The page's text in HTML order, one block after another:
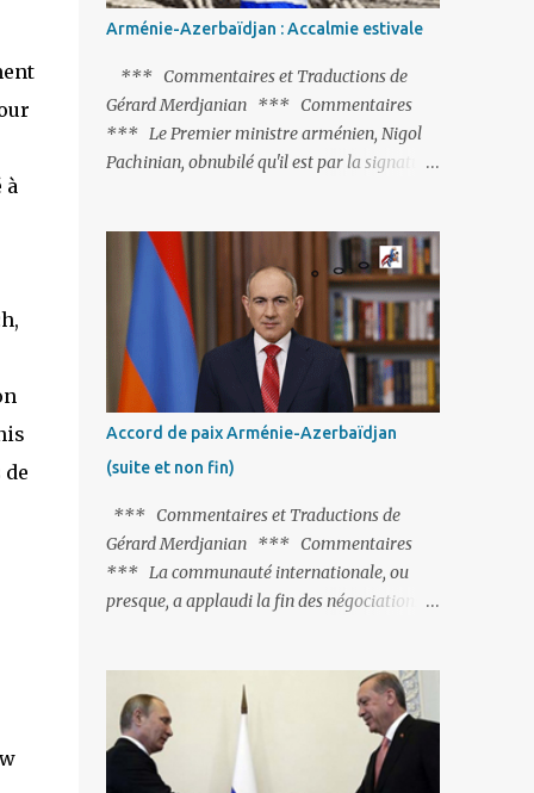
à
Arménie-Azerbaïdjan : Accalmie estivale
*** Commentaires et Traductions de
Gérard Merdjanian *** Commentaires
*** Le Premier ministre arménien, Nigol
Pachinian, obnubilé qu'il est par la signature
fort avisé de lire les fables de Jean de La
Fontaine et plus particulièrement, « Le
Chien qui lâche sa proie pour l'ombre ».
C'est hélas fort peu probable ; l'Histoire ou la
Littérature ne sont pas ses points forts, pas
plus d'ailleurs que les négociations avec le
tandem turco-azéri. Faisant fi de tout ce qui
précède la chute de l'URSS, il est
exclusivement intéressé par ce qu'il nomme
« l'Arménie réelle ». Même les trois
présidents qu'ils l'ont précédés ne trouvent
pas grâce à ses yeux, les traitant de tous les
noms, avant de les traîner en justice. Et
arménienne, les...
Accord de paix Arménie-Azerbaïdjan
(suite et non fin)
*** Commentaires et Traductions de
Gérard Merdjanian *** Commentaires
*** La communauté internationale, ou
presque, a applaudi la fin des négociations
plus qu’à le finaliser. Oui, mais… Rappelons
que le projet d'accord de paix comprend 17
articles, dont 15 avaient déjà fait l'objet d'un
accord. Les deux points non résolus portaient